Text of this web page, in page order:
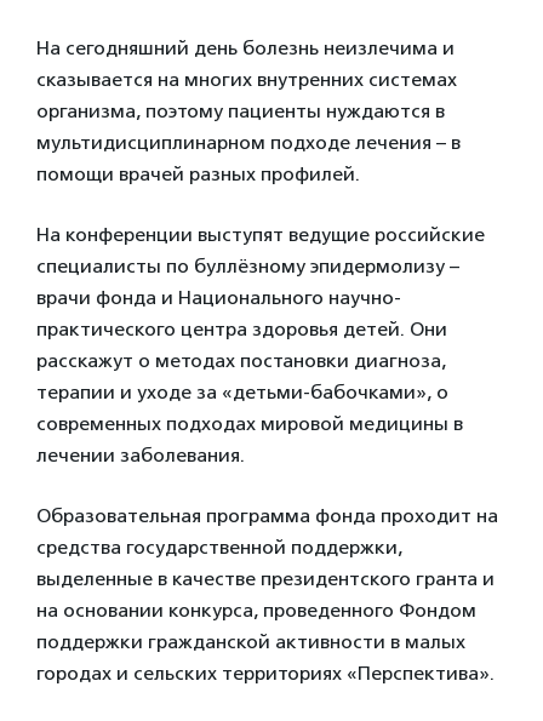
На сегодняшний день болезнь неизлечима и
сказывается на многих внутренних системах
организма, поэтому пациенты нуждаются в
мультидисциплинарном подходе лечения – в
помощи врачей разных профилей.
На конференции выступят ведущие российские
специалисты по буллёзному эпидермолизу –
врачи фонда и Национального научно-
практического центра здоровья детей. Они
расскажут о методах постановки диагноза,
терапии и уходе за «детьми-бабочками», о
современных подходах мировой медицины в
лечении заболевания.
Образовательная программа фонда проходит на
средства государственной поддержки,
выделенные в качестве президентского гранта и
на основании конкурса, проведенного Фондом
поддержки гражданской активности в малых
городах и сельских территориях «Перспектива».